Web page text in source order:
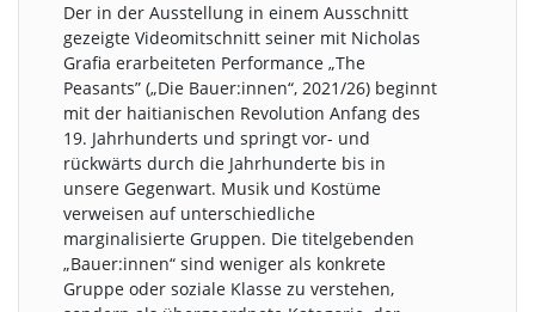
Der in der Ausstellung in einem Ausschnitt
gezeigte Videomitschnitt seiner mit Nicholas
Grafia erarbeiteten Performance „The
Peasants” („Die Bauer:innen“, 2021/26) beginnt
mit der haitianischen Revolution Anfang des
19. Jahrhunderts und springt vor- und
rückwärts durch die Jahrhunderte bis in
unsere Gegenwart. Musik und Kostüme
verweisen auf unterschiedliche
marginalisierte Gruppen. Die titelgebenden
„Bauer:innen“ sind weniger als konkrete
Gruppe oder soziale Klasse zu verstehen,